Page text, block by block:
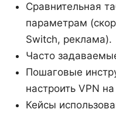
Сравнительная
параметрам
Switch, реклама).
Часто
Пошаговые
настроить VPN
Кейсы